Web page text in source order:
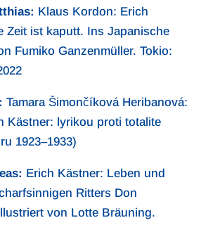
Klaus Kordon: Erich
Zeit ist kaputt. Ins Japanische
Fumiko Ganzenmüller. Tokio:
Tamara Šimončíková Heribanová:
Kästner: lyrikou proti totalite
1923–1933)
Erich Kästner: Leben und
Ritters Don
von Lotte Bräuning.